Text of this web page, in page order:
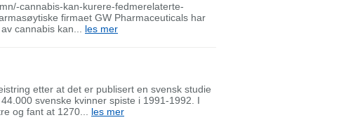
cannabis-kan-kurere-fedmerelaterte-
firmaet GW Pharmaceuticals har
cannabis kan... les mer
etter at det er publisert en svensk studie
svenske kvinner spiste i 1991-1992. I
og fant at 1270... les mer